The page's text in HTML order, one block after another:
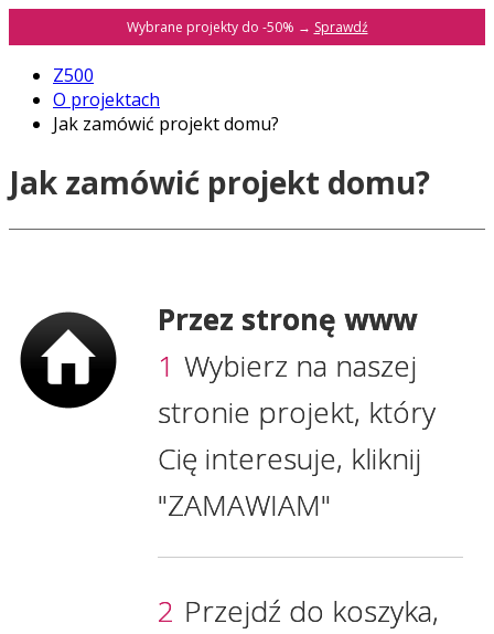
Wybrane projekty do -50% → Sprawdź
Z500
O projektach
Jak zamówić projekt domu?
Jak zamówić projekt domu?
Przez stronę www
1 Wybierz na naszej
stronie projekt, który
Cię interesuje, kliknij
"ZAMAWIAM"
2 Przejdź do koszyka,